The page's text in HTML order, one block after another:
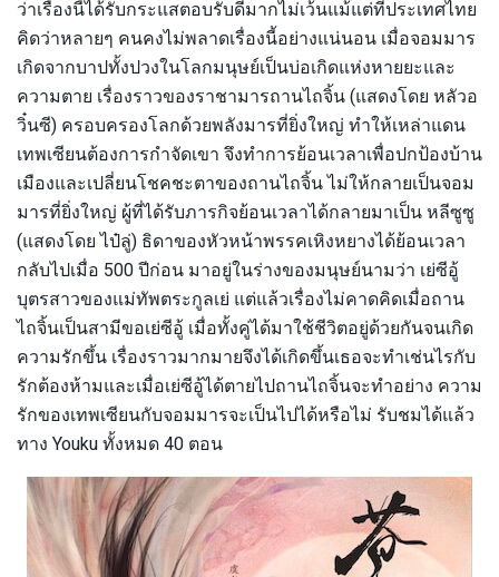
ว่าเรื่องนี้ได้รับกระแสตอบรับดีมากไม่เว้นแม้แต่ที่ประเทศไทย
คิดว่าหลายๆ คนคงไม่พลาดเรื่องนี้อย่างแน่นอน เมื่อจอมมาร
เกิดจากบาปทั้งปวงในโลกมนุษย์เป็นบ่อเกิดแห่งหายยะและ
ความตาย เรื่องราวของราชามารถานไถจิ้น (แสดงโดย หลัวอ
วิ๋นซี) ครอบครองโลกด้วยพลังมารที่ยิ่งใหญ่ ทำให้เหล่าแดน
เทพเซียนต้องการกำจัดเขา จึงทำการย้อนเวลาเพื่อปกป้องบ้าน
เมืองและเปลี่ยนโชคชะตาของถานไถจิ้น ไม่ให้กลายเป็นจอม
มารที่ยิ่งใหญ่ ผู้ที่ได้รับภารกิจย้อนเวลาได้กลายมาเป็น หลีซูซู
(แสดงโดย ไป๋ลู่) ธิดาของหัวหน้าพรรคเหิงหยางได้ย้อนเวลา
กลับไปเมื่อ 500 ปีก่อน มาอยู่ในร่างของมนุษย์นามว่า เย่ซีอู้
บุตรสาวของแม่ทัพตระกูลเย่ แต่แล้วเรื่องไม่คาดคิดเมื่อถาน
ไถจิ้นเป็นสามีขอเย่ซีอู้ เมื่อทั้งคู่ได้มาใช้ชีวิตอยู่ด้วยกันจนเกิด
ความรักขึ้น เรื่องราวมากมายจึงได้เกิดขึ้นเธอจะทำเช่นไรกับ
รักต้องห้ามและเมื่อเย่ซีอู้ได้ตายไปถานไถจิ้นจะทำอย่าง ความ
รักของเทพเซียนกับจอมมารจะเป็นไปได้หรือไม่ รับชมได้แล้ว
ทาง Youku ทั้งหมด 40 ตอน